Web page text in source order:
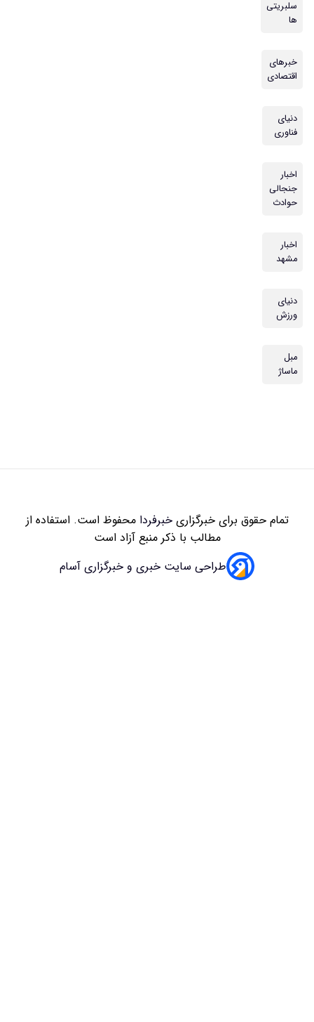
خبرفردامحفوظ است. استفاده از
با ذکر منبع آزاد است
خبری و خبرگزاری آسام